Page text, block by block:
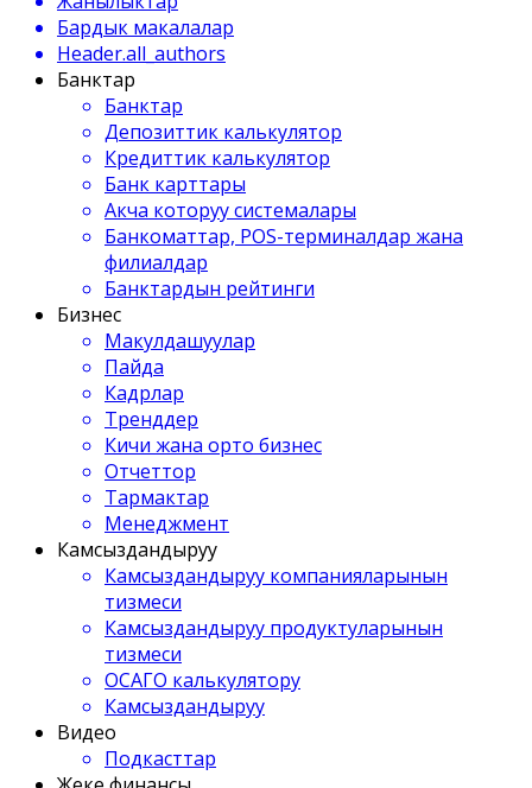
Бардык макалалар
Header.all_authors
Банктар
Банктар
Депозиттик калькулятор
Кредиттик калькулятор
Банк карттары
Акча которуу системалары
Банкоматтар, POS-терминалдар жана
филиалдар
Банктардын рейтинги
Бизнес
Макулдашуулар
Пайда
Кадрлар
Тренддер
Кичи жана орто бизнес
Отчеттор
Тармактар
Менеджмент
Камсыздандыруу
Камсыздандыруу компанияларынын
тизмеси
Камсыздандыруу продуктуларынын
тизмеси
ОСАГО калькулятору
Камсыздандыруу
Видео
Подкасттар